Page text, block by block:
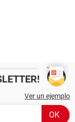
Ver un ejemplo